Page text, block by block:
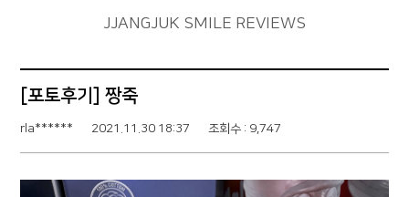
JJANGJUK SMILE REVIEWS
[포토후기] 짱죽
rla****** 2021.11.30 18:37 조회수 : 9,747